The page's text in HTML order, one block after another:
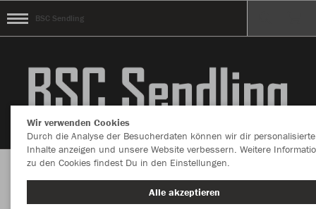
BSC Sendling
Herzlich Willkommen im Teamshop BSC
Sendling
Wir verwenden Cookies
Durch die Analyse der Besucherdaten können wir dir personalisierte
Inhalte anzeigen und unsere Website verbessern. Weitere
zu den Cookies findest Du in den Einstellungen.
Alle akzeptieren